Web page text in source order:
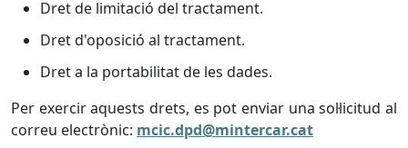
Dret de limitació del tractament.
Dret d'oposició al tractament.
Dret a la portabilitat de les dades.
Per exercir aquests drets, es pot enviar una sol·licitud al
correu electrònic: mcic.dpd@mintercar.cat